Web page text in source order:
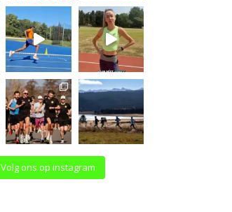
Volg ons op instagram